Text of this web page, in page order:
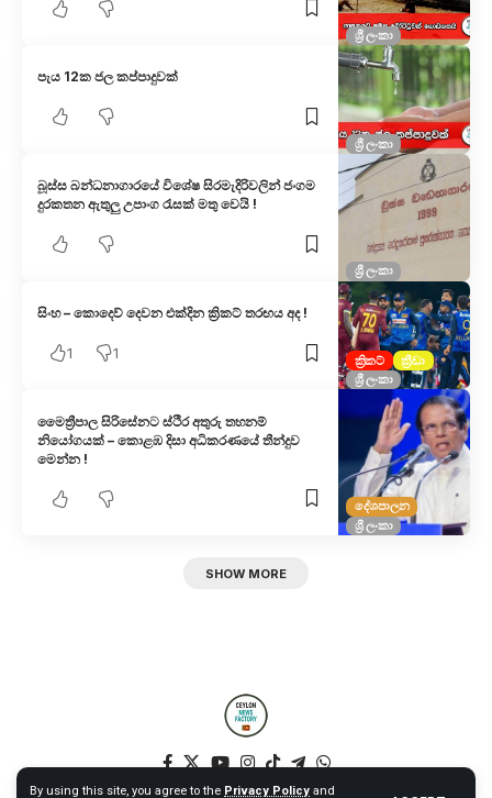
By using this site, you agree to the Privacy Policy and
ශ්‍රී ලංකා
ශ්‍රී ලංකා
පැය 12ක ජල කප්පාදුවක්
ශ්‍රී ලංකා
බූස්ස බන්ධනාගාරයේ විශේෂ සිරමැදිරිවලින් ජංගම
දුරකතන ඇතුලු උපාංග රැසක් මතු වෙයි !
ක්‍රිකට්
ක්‍රීඩා
ශ්‍රී ලංකා
සිංහ – කොදෙව් දෙවන එක්දින ක්‍රිකට් තරඟය අද !
1 1
දේශපාලන
ශ්‍රී ලංකා
මෛත්‍රීපාල සිරිසේනට ස්ථිර අතුරු තහනම්
නියෝගයක් – කොළඹ දිසා අධිකරණයේ තීන්දුව
මෙන්න !
SHOW MORE